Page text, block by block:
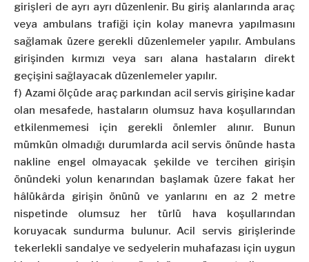
girişleri de ayrı ayrı düzenlenir. Bu giriş alanlarında araç
veya ambulans trafiği için kolay manevra yapılmasını
sağlamak üzere gerekli düzenlemeler yapılır. Ambulans
girişinden kırmızı veya sarı alana hastaların direkt
geçişini sağlayacak düzenlemeler yapılır.
f) Azami ölçüde araç parkından acil servis girişine kadar
olan mesafede, hastaların olumsuz hava koşullarından
etkilenmemesi için gerekli önlemler alınır. Bunun
mümkün olmadığı durumlarda acil servis önünde hasta
nakline engel olmayacak şekilde ve tercihen girişin
önündeki yolun kenarından başlamak üzere fakat her
hâlükârda girişin önünü ve yanlarını en az 2 metre
nispetinde olumsuz her türlü hava koşullarından
koruyacak sundurma bulunur. Acil servis girişlerinde
tekerlekli sandalye ve sedyelerin muhafazası için uygun